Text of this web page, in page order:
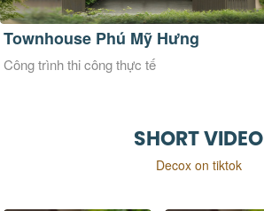
Townhouse Phú Mỹ Hưng
Công trình thi công thực tế
SHORT VIDEO
Decox on tiktok